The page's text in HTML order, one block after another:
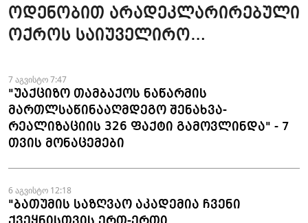
ოდენობით არადეკლარირებული
ოქროს საიუველირო
ფაქტები აღკვეთეს
7 აგვისტო 7:47
"უაქციზო თამბაქოს ნაწარმის
მართლსაწინააღმდეგო შენახვა-
რეალიზაციის 326 ფაქტი გამოვლინდა" - 7
თვის მონაცემები
6 აგვისტო 12:18
"ბათუმის საზღვაო აკადემია ჩვენი